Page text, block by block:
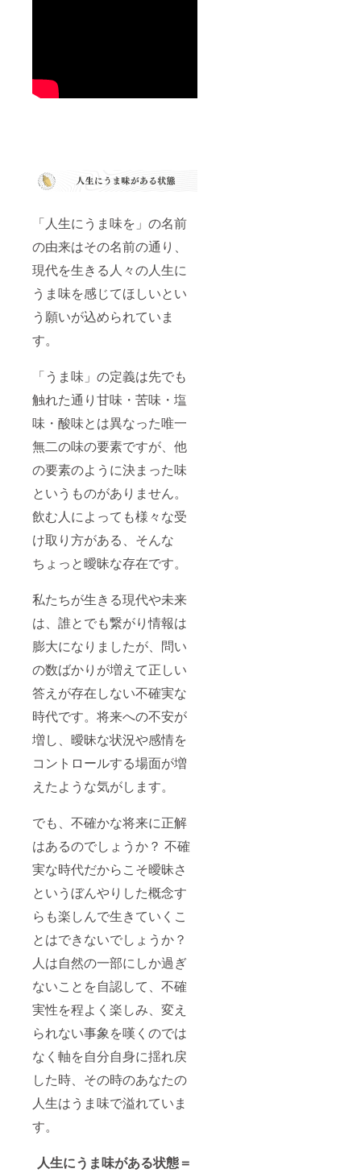
「人生にうま味を」の名前
の由来はその名前の通り、
現代を生きる人々の人生に
うま味を感じてほしいとい
う願いが込められていま
す。
「うま味」の定義は先でも
触れた通り甘味・苦味・塩
味・酸味とは異なった唯一
無二の味の要素ですが、他
の要素のように決まった味
というものがありません。
飲む人によっても様々な受
け取り方がある、そんな
ちょっと曖昧な存在です。
私たちが生きる現代や未来
は、誰とでも繋がり情報は
膨大になりましたが、問い
の数ばかりが増えて正しい
答えが存在しない不確実な
時代です。将来への不安が
増し、曖昧な状況や感情を
コントロールする場面が増
えたような気がします。
でも、不確かな将来に正解
はあるのでしょうか？ 不確
実な時代だからこそ曖昧さ
というぼんやりした概念す
らも楽しんで生きていくこ
とはできないでしょうか？
人は自然の一部にしか過ぎ
ないことを自認して、不確
実性を程よく楽しみ、変え
られない事象を嘆くのでは
なく軸を自分自身に揺れ戻
した時、その時のあなたの
人生はうま味で溢れていま
す。
人生にうま味がある状態＝